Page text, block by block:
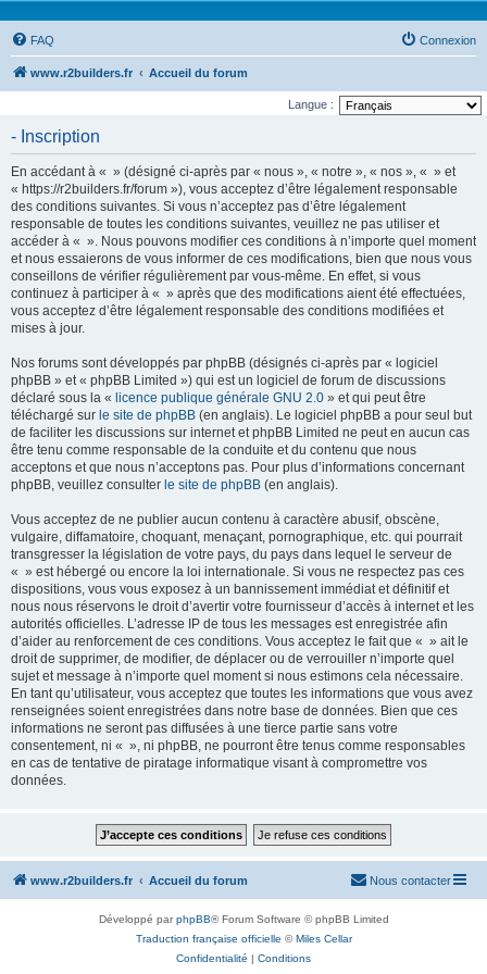
FAQ Connexion
www.r2builders.fr Accueil du forum
Langue :
- Inscription
En accédant à « » (désigné ci-après par « nous », « notre », « nos », « » et
« https://r2builders.fr/forum »), vous acceptez d’être légalement responsable
des conditions suivantes. Si vous n’acceptez pas d’être légalement
responsable de toutes les conditions suivantes, veuillez ne pas utiliser et
accéder à « ». Nous pouvons modifier ces conditions à n’importe quel moment
et nous essaierons de vous informer de ces modifications, bien que nous vous
conseillons de vérifier régulièrement par vous-même. En effet, si vous
continuez à participer à « » après que des modifications aient été effectuées,
vous acceptez d’être légalement responsable des conditions modifiées et
mises à jour.
Nos forums sont développés par phpBB (désignés ci-après par « logiciel
phpBB » et « phpBB Limited ») qui est un logiciel de forum de discussions
déclaré sous la « licence publique générale GNU 2.0 » et qui peut être
téléchargé sur le site de phpBB (en anglais). Le logiciel phpBB a pour seul but
de faciliter les discussions sur internet et phpBB Limited ne peut en aucun cas
être tenu comme responsable de la conduite et du contenu que nous
acceptons et que nous n’acceptons pas. Pour plus d’informations concernant
phpBB, veuillez consulter le site de phpBB (en anglais).
Vous acceptez de ne publier aucun contenu à caractère abusif, obscène,
vulgaire, diffamatoire, choquant, menaçant, pornographique, etc. qui pourrait
transgresser la législation de votre pays, du pays dans lequel le serveur de
« » est hébergé ou encore la loi internationale. Si vous ne respectez pas ces
dispositions, vous vous exposez à un bannissement immédiat et définitif et
nous nous réservons le droit d’avertir votre fournisseur d’accès à internet et les
autorités officielles. L’adresse IP de tous les messages est enregistrée afin
d’aider au renforcement de ces conditions. Vous acceptez le fait que « » ait le
droit de supprimer, de modifier, de déplacer ou de verrouiller n’importe quel
sujet et message à n’importe quel moment si nous estimons cela nécessaire.
En tant qu’utilisateur, vous acceptez que toutes les informations que vous avez
renseignées soient enregistrées dans notre base de données. Bien que ces
informations ne seront pas diffusées à une tierce partie sans votre
consentement, ni « », ni phpBB, ne pourront être tenus comme responsables
en cas de tentative de piratage informatique visant à compromettre vos
données.
www.r2builders.fr Accueil du forum Nous contacter
Développé parphpBB® Forum Software © phpBB Limited
Traduction française officielle ©Miles Cellar
Confidentialité | Conditions